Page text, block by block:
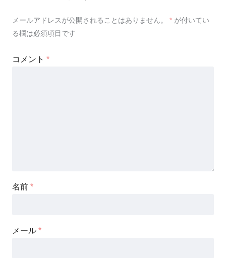
メールアドレスが公開されることはありません。 * が付いてい
る欄は必須項目です
コメント *
名前 *
メール *